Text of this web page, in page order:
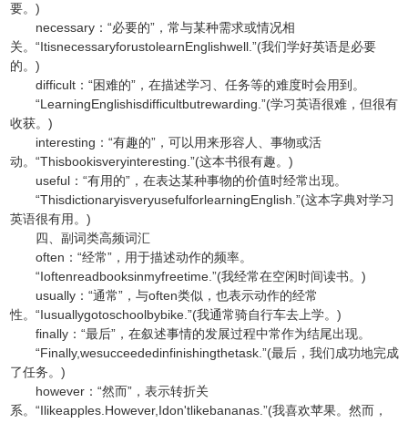
要。)
necessary：“必要的”，常与某种需求或情况相
关。“ItisnecessaryforustolearnEnglishwell.”(我们学好英语是必要
的。)
difficult：“困难的”，在描述学习、任务等的难度时会用到。
“LearningEnglishisdifficultbutrewarding.”(学习英语很难，但很有
收获。)
interesting：“有趣的”，可以用来形容人、事物或活
动。“Thisbookisveryinteresting.”(这本书很有趣。)
useful：“有用的”，在表达某种事物的价值时经常出现。
“ThisdictionaryisveryusefulforlearningEnglish.”(这本字典对学习
英语很有用。)
四、副词类高频词汇
often：“经常”，用于描述动作的频率。
“Ioftenreadbooksinmyfreetime.”(我经常在空闲时间读书。)
usually：“通常”，与often类似，也表示动作的经常
性。“Iusuallygotoschoolbybike.”(我通常骑自行车去上学。)
finally：“最后”，在叙述事情的发展过程中常作为结尾出现。
“Finally,wesucceededinfinishingthetask.”(最后，我们成功地完成
了任务。)
however：“然而”，表示转折关
系。“Ilikeapples.However,Idon'tlikebananas.”(我喜欢苹果。然而，